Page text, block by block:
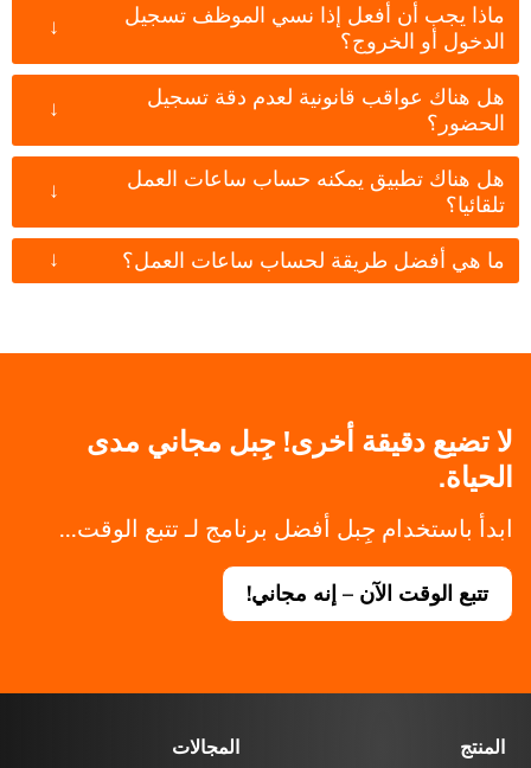
ماذا يجب أن أفعل إذا نسي الموظف تسجيل
الدخول أو الخروج؟
↓
هل هناك عواقب قانونية لعدم دقة تسجيل
الحضور؟
↓
هل هناك تطبيق يمكنه حساب ساعات العمل
تلقائيا؟
↓
ما هي أفضل طريقة لحساب ساعات العمل؟ ↓
لا تضيع دقيقة أخرى! جِبل مجاني مدى
الحياة.
ابدأ باستخدام جِبل أفضل برنامج لـ تتبع الوقت...
تتبع الوقت الآن – إنه مجاني!
المنتج
المجالات